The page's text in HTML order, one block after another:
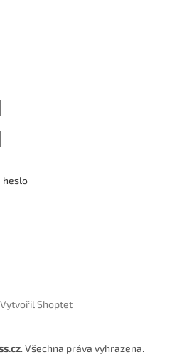
heslo
Vytvořil Shoptet
. Všechna práva vyhrazena.